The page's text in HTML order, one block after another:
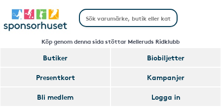
Köp genom denna sida stöttar Melleruds Ridklubb
Butiker
Biobiljetter
Presentkort
Kampanjer
Bli medlem
Logga in